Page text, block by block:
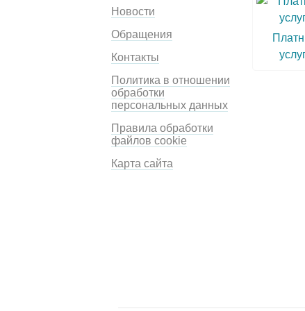
Новости
Обращения
Контакты
Политика в отношении
обработки
персональных данных
Правила обработки
файлов cookie
Карта сайта